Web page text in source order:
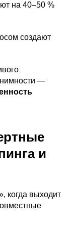
на 40–50 %
создают
—
и
когда выходит